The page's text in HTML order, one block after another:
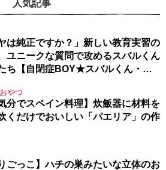
人気記事
は純正ですか？」新しい教育実習の
ユニークな質問で攻めるスバルくん
ち【自閉症BOY★スバルくん・
やつ
分でスペイン料理】炊飯器に材料を
くだけでおいしい「パエリア」の作
ごっこ】ハチの巣みたいな立体のお